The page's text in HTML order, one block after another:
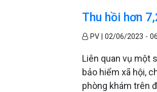
Thu hồi hơn
PV |02/06/2023 -
Liên quan vụ một
bảo hiểm xã hội,
phòng khám trên